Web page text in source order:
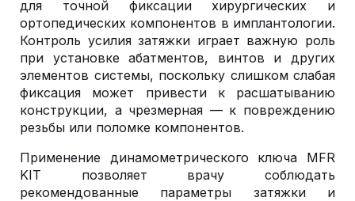
для точной фиксации хирургических и
ортопедических компонентов в имплантологии.
Контроль усилия затяжки играет важную роль
при установке абатментов, винтов и других
элементов системы, поскольку слишком слабая
фиксация может привести к расшатыванию
конструкции, а чрезмерная — к повреждению
резьбы или поломке компонентов.
Применение динамометрического ключа MFR
KIT позволяет врачу соблюдать
рекомендованные параметры затяжки и